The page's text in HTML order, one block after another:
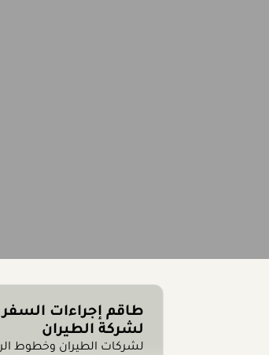
طاقم إجراءات السفر
لشركة الطيران
لشركات الطيران وخطوط